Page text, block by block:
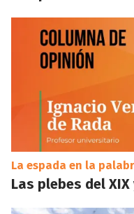
La espada en la
Las plebes del XIX